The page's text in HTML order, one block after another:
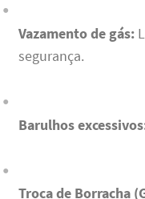
Vazamento de gás:
segurança.
Barulhos
Troca de Borracha